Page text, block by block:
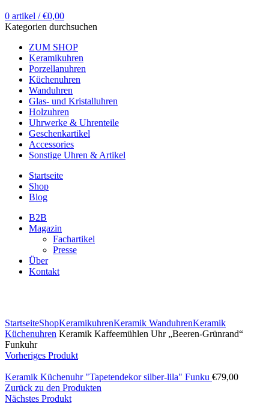
0 artikel / €0,00
Kategorien durchsuchen
ZUM SHOP
Keramikuhren
Porzellanuhren
Küchenuhren
Wanduhren
Glas- und Kristalluhren
Holzuhren
Uhrwerke & Uhrenteile
Geschenkartikel
Accessories
Sonstige Uhren & Artikel
Startseite
Shop
Blog
B2B
Magazin
Fachartikel
Presse
Über
Kontakt
StartseiteShopKeramikuhrenKeramik WanduhrenKeramik
Küchenuhren Keramik Kaffeemühlen Uhr „Beeren-Grünrand“
Funkuhr
Vorheriges Produkt
Keramik Küchenuhr "Tapetendekor silber-lila" Funku €79,00
Zurück zu den Produkten
Nächstes Produkt